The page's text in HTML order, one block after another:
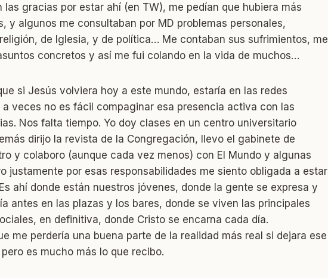
las gracias por estar ahí (en TW), me pedían que hubiera más
y algunos me consultaban por MD problemas personales,
de Iglesia, y de política… Me contaban sus sufrimientos, me
concretos y así me fui colando en la vida de muchos…
si Jesús volviera hoy a este mundo, estaría en las redes
a veces no es fácil compaginar esa presencia activa con las
Nos falta tiempo. Yo doy clases en un centro universitario
dirijo la revista de la Congregación, llevo el gabinete de
y colaboro (aunque cada vez menos) con El Mundo y algunas
justamente por esas responsabilidades me siento obligada a estar
ahí donde están nuestros jóvenes, donde la gente se expresa y
antes en las plazas y los bares, donde se viven las principales
en definitiva, donde Cristo se encarna cada día.
me perdería una buena parte de la realidad más real si dejara ese
es mucho más lo que recibo.